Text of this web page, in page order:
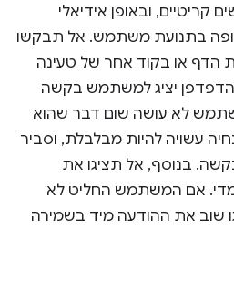
קריטיים, ובאופן אידיאלי
בתנועת משתמש. אל תבקשו
הדף או בקוד אחר של טעינה
שהדפדפן יציג למשתמש בקשה
לא עושה שום דבר שהוא
עשויה להיות מבלבלת, וסביר
בנוסף, אל תציגו את
מדי. אם המשתמש החליט לא
שוב את ההודעה מיד בשמירה